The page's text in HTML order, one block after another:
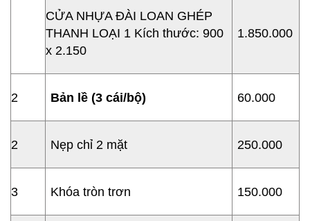
CỬA NHỰA ĐÀI LOAN GHÉP
THANH LOẠI 1 Kích thước: 900
x 2.150
1.850.000
2 Bản lề (3 cái/bộ) 60.000
2 Nẹp chỉ 2 mặt 250.000
3 Khóa tròn trơn 150.000